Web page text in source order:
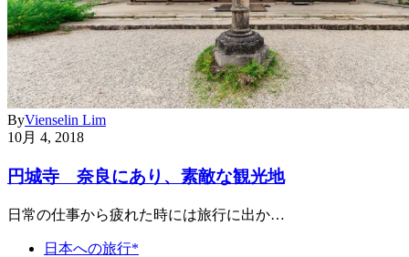
ByVienselin Lim
10月 4, 2018
円城寺 奈良にあり、素敵な観光地
日常の仕事から疲れた時には旅行に出か…
日本への旅行*